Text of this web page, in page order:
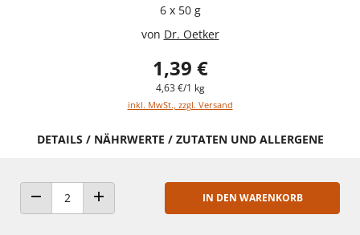
6 x 50 g
von Dr. Oetker
1,39 €
4,63 €/1 kg
inkl. MwSt., zzgl. Versand
DETAILS / NÄHRWERTE / ZUTATEN UND ALLERGENE
ANZAHL VERRINGERNANZAHL ERHÖHEN
IN DEN WARENKORB